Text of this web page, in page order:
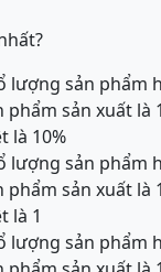
lượng sản phẩm
phẩm sản xuất là
là 10%
lượng sản phẩm
phẩm sản xuất là
là 1
lượng sản phẩm